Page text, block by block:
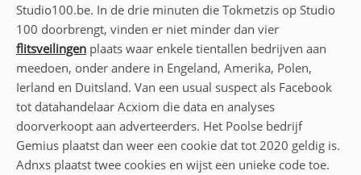
Studio100.be. In de drie minuten die Tokmetzis op Studio
100 doorbrengt, vinden er niet minder dan vier
flitsveilingen plaats waar enkele tientallen bedrijven aan
meedoen, onder andere in Engeland, Amerika, Polen,
Ierland en Duitsland. Van een usual suspect als Facebook
tot datahandelaar Acxiom die data en analyses
doorverkoopt aan adverteerders. Het Poolse bedrijf
Gemius plaatst dan weer een cookie dat tot 2020 geldig is.
Adnxs plaatst twee cookies en wijst een unieke code toe.